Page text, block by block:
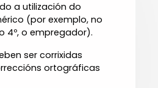
a utilización do
(por exemplo, no
o empregador).
ser corrixidas
ortográficas